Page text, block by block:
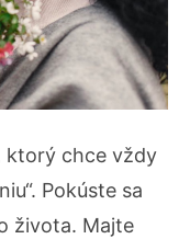
ktorý chce vždy
Pokúste sa
života. Majte